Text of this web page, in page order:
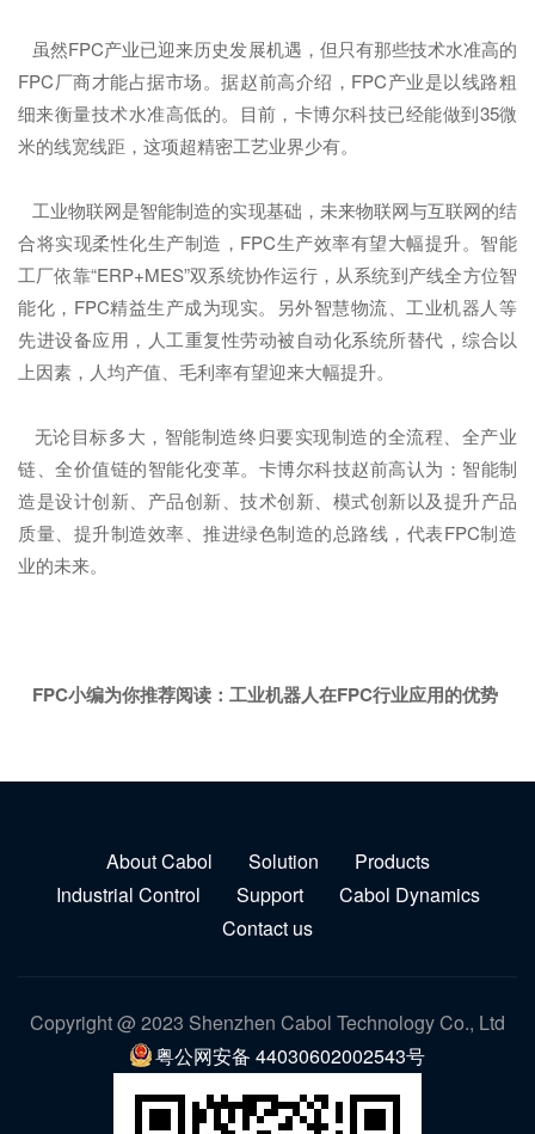
虽然FPC产业已迎来历史发展机遇，但只有那些技术水准高的
FPC厂商才能占据市场。据赵前高介绍，FPC产业是以线路粗
细来衡量技术水准高低的。目前，卡博尔科技已经能做到35微
米的线宽线距，这项超精密工艺业界少有。
工业物联网是智能制造的实现基础，未来物联网与互联网的结
合将实现柔性化生产制造，FPC生产效率有望大幅提升。智能
工厂依靠“ERP+MES”双系统协作运行，从系统到产线全方位智
能化，FPC精益生产成为现实。另外智慧物流、工业机器人等
先进设备应用，人工重复性劳动被自动化系统所替代，综合以
上因素，人均产值、毛利率有望迎来大幅提升。
无论目标多大，智能制造终归要实现制造的全流程、全产业
链、全价值链的智能化变革。卡博尔科技赵前高认为：智能制
造是设计创新、产品创新、技术创新、模式创新以及提升产品
质量、提升制造效率、推进绿色制造的总路线，代表FPC制造
业的未来。
FPC小编为你推荐阅读： 工业机器人在FPC行业应用的优势
About Cabol Solution
Products
Industrial Control
Support
Cabol Dynamics
Contact us
Copyright @ 2023 Shenzhen Cabol Technology Co., Ltd
粤公网安备 44030602002543号